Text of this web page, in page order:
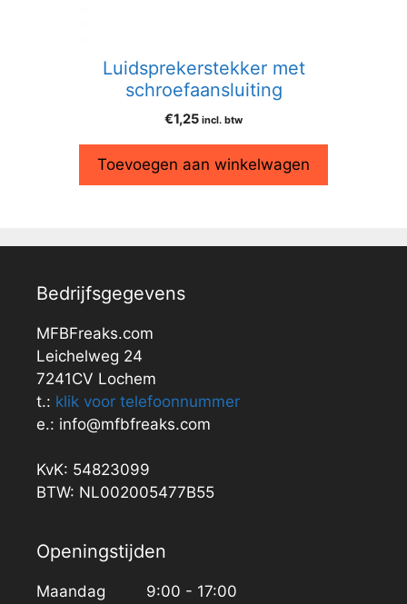
Luidsprekerstekker met
schroefaansluiting
€1,25 incl. btw
Toevoegen aan winkelwagen
Bedrijfsgegevens
MFBFreaks.com
Leichelweg 24
7241CV Lochem
t.: klik voor telefoonnummer
e.: info@mfbfreaks.com
KvK: 54823099
BTW: NL002005477B55
Openingstijden
Maandag
9:00 - 17:00